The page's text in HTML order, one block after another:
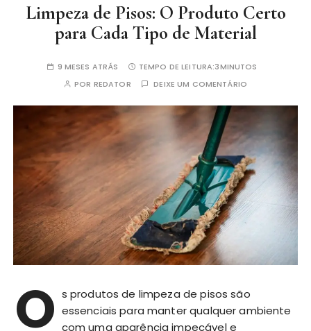
Limpeza de Pisos: O Produto Certo
para Cada Tipo de Material
9 MESES ATRÁS TEMPO DE LEITURA:3MINUTOS
POR REDATOR DEIXE UM COMENTÁRIO
O s produtos de limpeza de pisos são
essenciais para manter qualquer ambiente
com uma aparência impecável e